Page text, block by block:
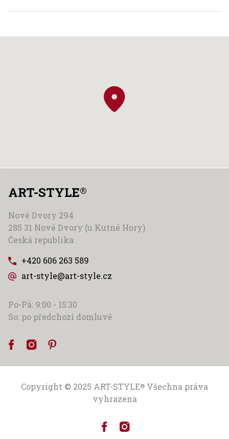
ART-STYLE®
Nové Dvory 294
285 31 Nové Dvory (u Kutné Hory)
Česká republika
+420 606 263 589
art-style@art-style.cz
Po-Pá: 9:00 - 15:30
So: po předchozí domluvě
Copyright © 2025 ART-STYLE® Všechna práva
vyhrazena